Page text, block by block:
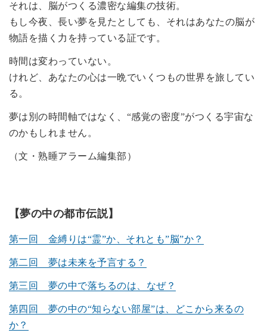
それは、脳がつくる濃密な編集の技術。
もし今夜、長い夢を見たとしても、それはあなたの脳が
物語を描く力を持っている証です。
時間は変わっていない。
けれど、あなたの心は一晩でいくつもの世界を旅してい
る。
夢は別の時間軸ではなく、“感覚の密度”がつくる宇宙な
のかもしれません。
（文・熟睡アラーム編集部）
【夢の中の都市伝説】
第一回 金縛りは“霊”か、それとも”脳”か？
第二回 夢は未来を予言する？
第三回 夢の中で落ちるのは、なぜ？
第四回 夢の中の“知らない部屋”は、どこから来るの
か？